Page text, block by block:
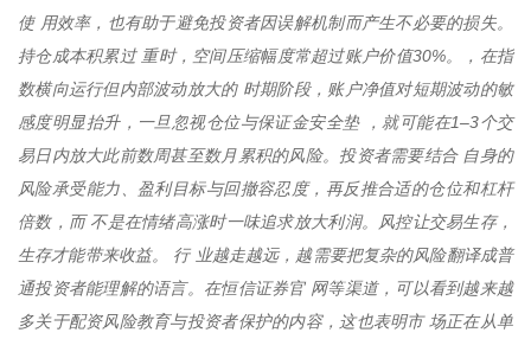
使 用效率，也有助于避免投资者因误解机制而产生不必要的损失。
持仓成本积累过 重时，空间压缩幅度常超过账户价值30%。，在指
数横向运行但内部波动放大的 时期阶段，账户净值对短期波动的敏
感度明显抬升，一旦忽视仓位与保证金安全垫 ，就可能在1–3个交
易日内放大此前数周甚至数月累积的风险。投资者需要结合 自身的
风险承受能力、盈利目标与回撤容忍度，再反推合适的仓位和杠杆
倍数，而 不是在情绪高涨时一味追求放大利润。风控让交易生存，
生存才能带来收益。 行 业越走越远，越需要把复杂的风险翻译成普
通投资者能理解的语言。在恒信证券官 网等渠道，可以看到越来越
多关于配资风险教育与投资者保护的内容，这也表明市 场正在从单